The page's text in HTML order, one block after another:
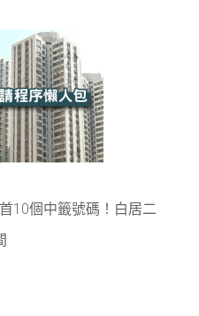
10個中籤號碼！白居二